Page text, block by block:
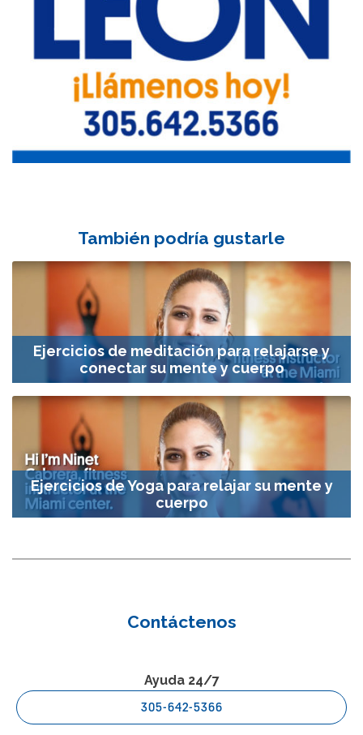
También podría gustarle
Ejercicios de meditación para relajarse y
conectar su mente y cuerpo
Ejercicios de Yoga para relajar su mente y
cuerpo
Contáctenos
Ayuda 24/7
305-642-5366